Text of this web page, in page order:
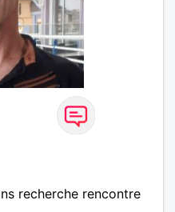
recherche rencontre